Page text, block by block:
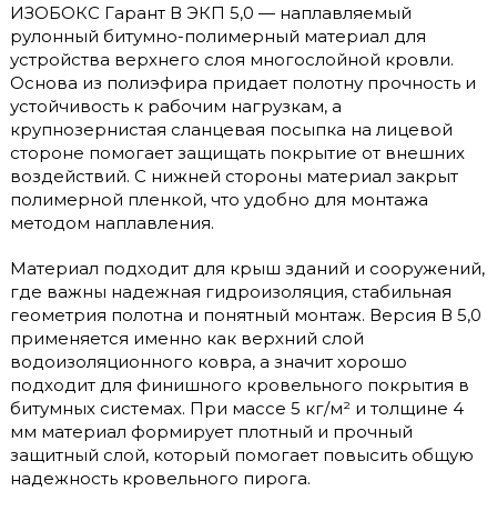
ИЗОБОКС Гарант В ЭКП 5,0 — наплавляемый
рулонный битумно-полимерный материал для
устройства верхнего слоя многослойной кровли.
Основа из полиэфира придает полотну прочность и
устойчивость к рабочим нагрузкам, а
крупнозернистая сланцевая посыпка на лицевой
стороне помогает защищать покрытие от внешних
воздействий. С нижней стороны материал закрыт
полимерной пленкой, что удобно для монтажа
методом наплавления.
Материал подходит для крыш зданий и сооружений,
где важны надежная гидроизоляция, стабильная
геометрия полотна и понятный монтаж. Версия В 5,0
применяется именно как верхний слой
водоизоляционного ковра, а значит хорошо
подходит для финишного кровельного покрытия в
битумных системах. При массе 5 кг/м² и толщине 4
мм материал формирует плотный и прочный
защитный слой, который помогает повысить общую
надежность кровельного пирога.